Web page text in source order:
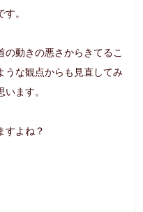
。
の動きの悪さからきてるこ
うな観点からも見直してみ
ます。
すよね？